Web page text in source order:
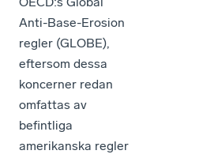
Anti-Base-Erosion
regler (GLOBE),
eftersom dessa
koncerner redan
omfattas av
befintliga
amerikanska regler